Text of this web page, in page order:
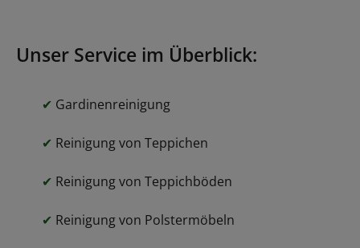
Unser Service im Überblick:
✔ Gardinenreinigung
✔ Reinigung von Teppichen
✔ Reinigung von Teppichböden
✔ Reinigung von Polstermöbeln